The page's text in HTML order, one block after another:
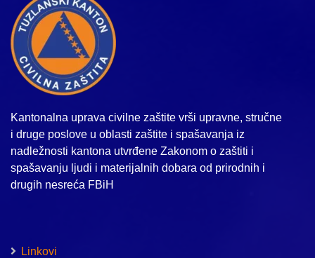
Kantonalna uprava civilne zaštite vrši upravne, stručne
i druge poslove u oblasti zaštite i spašavanja iz
nadležnosti kantona utvrđene Zakonom o zaštiti i
spašavanju ljudi i materijalnih dobara od prirodnih i
drugih nesreća FBiH
Linkovi